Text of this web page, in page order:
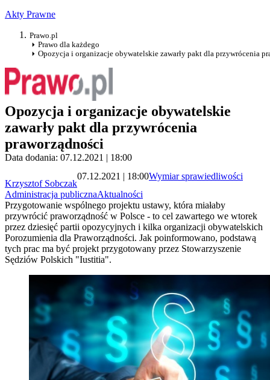
Akty Prawne
Prawo.pl
Prawo dla każdego
Opozycja i organizacje obywatelskie zawarły pakt dla przywrócenia
Opozycja i organizacje obywatelskie
zawarły pakt dla przywrócenia
praworządności
Data dodania: 07.12.2021 | 18:00
Krzysztof Sobczak
07.12.2021 | 18:00Wymiar sprawiedliwości
Administracja publicznaAktualności
Przygotowanie wspólnego projektu ustawy, która miałaby
przywrócić praworządność w Polsce - to cel zawartego we wtorek
przez dziesięć partii opozycyjnych i kilka organizacji obywatelskich
Porozumienia dla Praworządności. Jak poinformowano, podstawą
tych prac ma być projekt przygotowany przez Stowarzyszenie
Sędziów Polskich "Iustitia".